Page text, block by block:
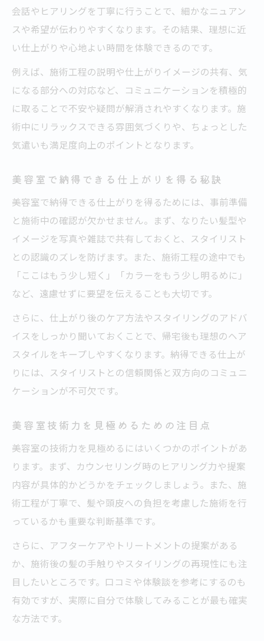
会話やヒアリングを丁寧に行うことで、細かなニュアン
スや希望が伝わりやすくなります。その結果、理想に近
い仕上がりや心地よい時間を体験できるのです。
例えば、施術工程の説明や仕上がりイメージの共有、気
になる部分への対応など、コミュニケーションを積極的
に取ることで不安や疑問が解消されやすくなります。施
術中にリラックスできる雰囲気づくりや、ちょっとした
気遣いも満足度向上のポイントとなります。
美容室で納得できる仕上がりを得る秘訣
美容室で納得できる仕上がりを得るためには、事前準備
と施術中の確認が欠かせません。まず、なりたい髪型や
イメージを写真や雑誌で共有しておくと、スタイリスト
との認識のズレを防げます。また、施術工程の途中でも
「ここはもう少し短く」「カラーをもう少し明るめに」
など、遠慮せずに要望を伝えることも大切です。
さらに、仕上がり後のケア方法やスタイリングのアドバ
イスをしっかり聞いておくことで、帰宅後も理想のヘア
スタイルをキープしやすくなります。納得できる仕上が
りには、スタイリストとの信頼関係と双方向のコミュニ
ケーションが不可欠です。
美容室技術力を見極めるための注目点
美容室の技術力を見極めるにはいくつかのポイントがあ
ります。まず、カウンセリング時のヒアリング力や提案
内容が具体的かどうかをチェックしましょう。また、施
術工程が丁寧で、髪や頭皮への負担を考慮した施術を行
っているかも重要な判断基準です。
さらに、アフターケアやトリートメントの提案がある
か、施術後の髪の手触りやスタイリングの再現性にも注
目したいところです。口コミや体験談を参考にするのも
有効ですが、実際に自分で体験してみることが最も確実
な方法です。